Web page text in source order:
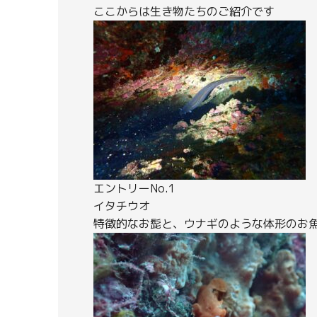
ここからは生き物たちのご紹介です
エントリーNo.1
イタチウオ
特徴的なお髭と、ウナギのような体形のお